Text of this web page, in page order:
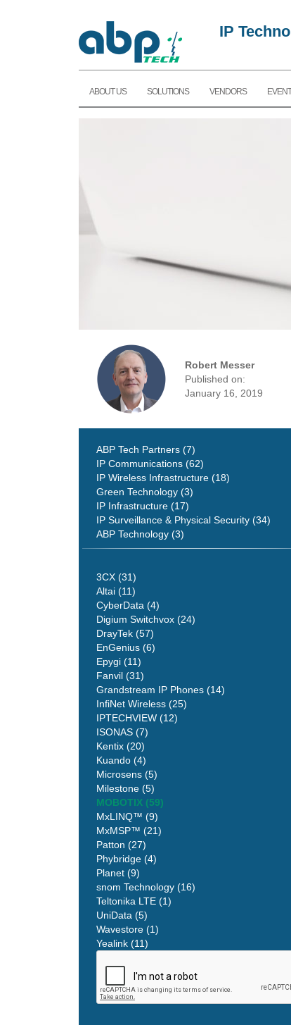
IP
ABOUT US SOLUTIONS VENDORS
Robert Messer
Published on:
January 16, 2019
ABP Tech Partners (7)
IP Communications (62)
IP Wireless Infrastructure (18)
Green Technology (3)
IP Infrastructure (17)
IP Surveillance & Physical Security (34)
ABP Technology (3)
3CX (31)
Altai (11)
CyberData (4)
Digium Switchvox (24)
DrayTek (57)
EnGenius (6)
Epygi (11)
Fanvil (31)
Grandstream IP Phones (14)
InfiNet Wireless (25)
IPTECHVIEW (12)
ISONAS (7)
Kentix (20)
Kuando (4)
Microsens (5)
Milestone (5)
MOBOTIX (59)
MxLINQ™ (9)
MxMSP™ (21)
Patton (27)
Phybridge (4)
Planet (9)
snom Technology (16)
Teltonika LTE (1)
UniData (5)
Wavestore (1)
Yealink (11)